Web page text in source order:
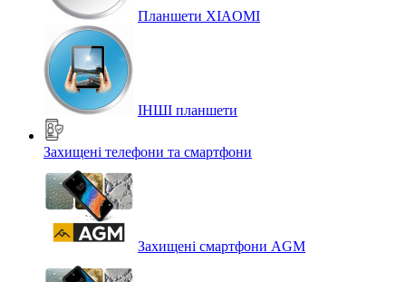
Планшети XIAOMI
ІНШІ планшети
Захищені телефони та смартфони
Захищені смартфони AGM